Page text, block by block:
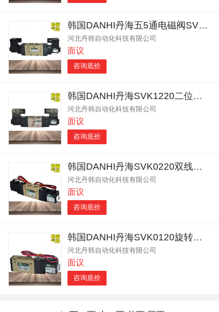
韩国DANHI丹海五5通电磁阀SVK2220气缸控制阀
河北丹韩自动化科技有限公司
面议
咨询底价
韩国DANHI丹海SVK1220二位五通双电控气动控制阀
河北丹韩自动化科技有限公司
面议
咨询底价
韩国DANHI丹海SVK0220双线圈2位5通电磁阀
河北丹韩自动化科技有限公司
面议
咨询底价
韩国DANHI丹海SVK0120旋转式喷浆机电磁阀
河北丹韩自动化科技有限公司
面议
咨询底价